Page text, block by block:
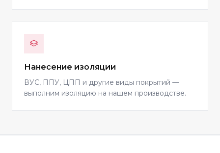
Нанесение изоляции
ВУС, ППУ, ЦПП и другие виды покрытий —
выполним изоляцию на нашем производстве.